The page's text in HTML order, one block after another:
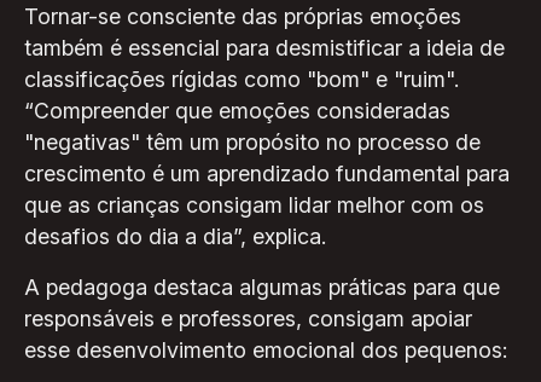
Tornar-se consciente das próprias emoções
também é essencial para desmistificar a ideia de
classificações rígidas como "bom" e "ruim".
“Compreender que emoções consideradas
"negativas" têm um propósito no processo de
crescimento é um aprendizado fundamental para
que as crianças consigam lidar melhor com os
desafios do dia a dia”, explica.
A pedagoga destaca algumas práticas para que
responsáveis e professores, consigam apoiar
esse desenvolvimento emocional dos pequenos: